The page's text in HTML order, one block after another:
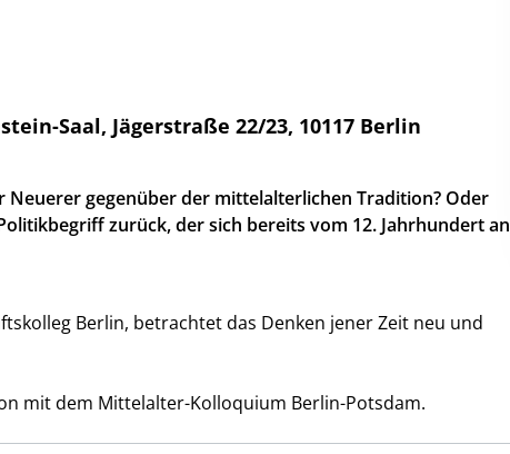
Saal, Jägerstraße 22/23, 10117 Berlin
Neuerer gegenüber der mittelalterlichen Tradition? Oder
zurück, der sich bereits vom 12. Jahrhundert an
Berlin, betrachtet das Denken jener Zeit neu und
mit dem Mittelalter-Kolloquium Berlin-Potsdam.